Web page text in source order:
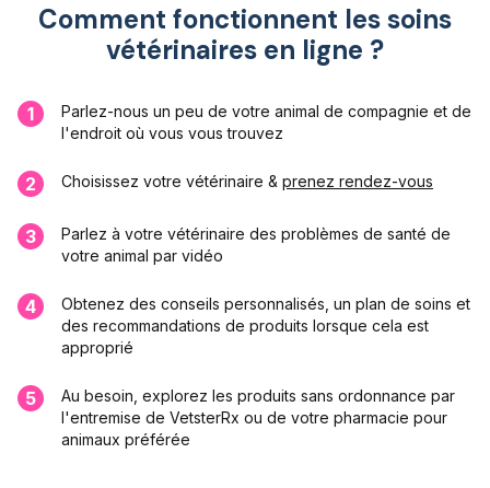
Comment fonctionnent les soins
vétérinaires en ligne ?
1
Parlez-nous un peu de votre animal de compagnie et de
l'endroit où vous vous trouvez
2 Choisissez votre vétérinaire & prenez rendez-vous
3
Parlez à votre vétérinaire des problèmes de santé de
votre animal par vidéo
4
Obtenez des conseils personnalisés, un plan de soins et
des recommandations de produits lorsque cela est
approprié
5
Au besoin, explorez les produits sans ordonnance par
l'entremise de VetsterRx ou de votre pharmacie pour
animaux préférée